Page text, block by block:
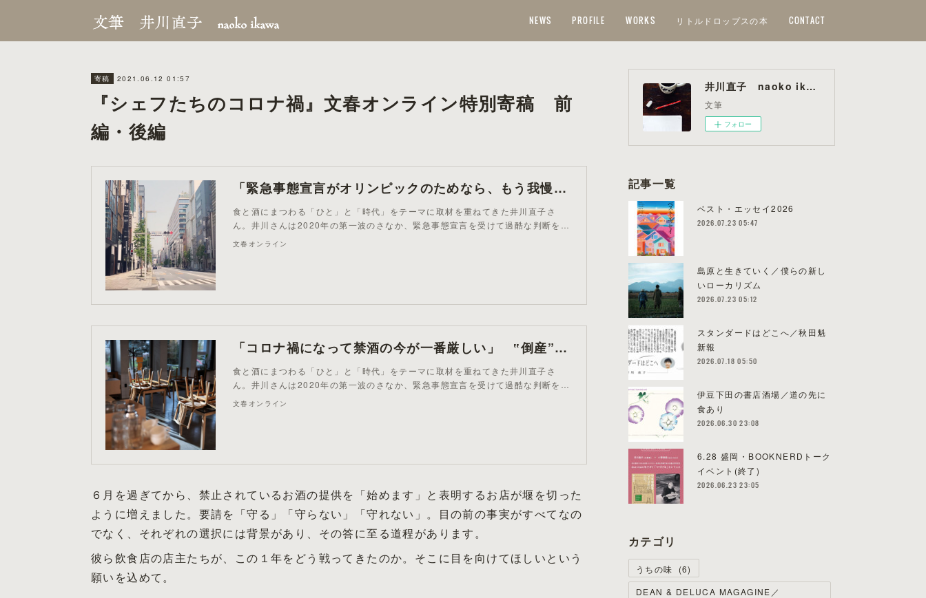
NEWS PROFILE WORKS リトルドロップスの本 CONTACT
寄稿 2021.06.12 01:57
『シェフたちのコロナ禍』文春オンライン特別寄稿 前
編・後編
「緊急事態宣言がオリンピックのためなら、もう我慢する理由がない」 ‟署名も陳情も届かない”飲食業界の‟苦しみ” | 文春オンライン
食と酒にまつわる「ひと」と「時代」をテーマに取材を重ねてきた井川直子さ
ん。井川さんは2020年の第一波のさなか、緊急事態宣言を受けて過酷な判断を…
文春オンライン
「コロナ禍になって禁酒の今が一番厳しい」 ‟倒産”と隣り合わせの飲食店店主たちの‟悲痛な叫び | 文春オンライン
食と酒にまつわる「ひと」と「時代」をテーマに取材を重ねてきた井川直子さ
ん。井川さんは2020年の第一波のさなか、緊急事態宣言を受けて過酷な判断を…
文春オンライン
６月を過ぎてから、禁止されているお酒の提供を「始めます」と表明するお店が堰を切った
ように増えました。要請を「守る」「守らない」「守れない」。目の前の事実がすべてなの
でなく、それぞれの選択には背景があり、その答に至る道程があります。
彼ら飲食店の店主たちが、この１年をどう戦ってきたのか。そこに目を向けてほしいという
願いを込めて。
井川直子 naoko ikawa
文筆
フォロー
記事一覧
ベスト・エッセイ2026
2026.07.23 05:47
島原と生きていく／僕らの新し
いローカリズム
2026.07.23 05:12
スタンダードはどこへ／秋田魁
新報
2026.07.18 05:50
伊豆下田の書店酒場／道の先に
食あり
2026.06.30 23:08
6.28 盛岡・BOOKNERDトーク
イベント(終了)
2026.06.23 23:05
カテゴリ
うちの味 (6)
DEAN & DELUCA MAGAGINE／